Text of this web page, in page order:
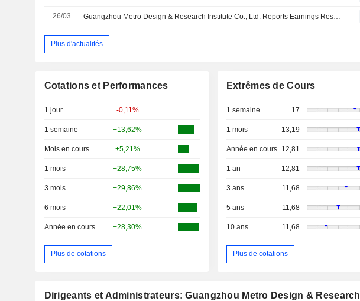
26/03
Plus d'actualités
Cotations et Performances
1 jour -0,11%
1 semaine +13,62%
Mois en cours +5,21%
1 mois +28,75%
3 mois +29,86%
6 mois +22,01%
Année en cours +28,30%
Plus de cotations
Extrêmes de Cours
1 semaine 17
1 mois 13,19
Année en cours 12,81
1 an 12,81
3 ans 11,68
5 ans 11,68
10 ans 11,68
Plus de cotations
Dirigeants et Administrateurs: Guangzhou Metro Design & Research